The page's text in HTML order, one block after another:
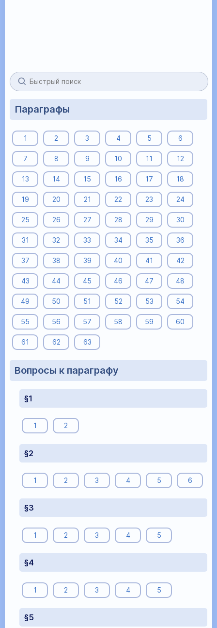
Параграфы
1 2 3 4 5 6
7 8 9 10 11 12
13 14 15 16 17 18
19 20 21 22 23 24
25 26 27 28 29 30
31 32 33 34 35 36
37 38 39 40 41 42
43 44 45 46 47 48
49 50 51 52 53 54
55 56 57 58 59 60
61 62 63
Вопросы к параграфу
§1
1 2
§2
1 2 3 4 5 6
§3
1 2 3 4 5
§4
1 2 3 4 5
§5